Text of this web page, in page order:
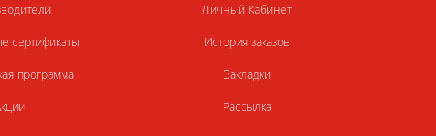
сертификаты
программа
Личный Кабинет
История заказов
Закладки
Рассылка